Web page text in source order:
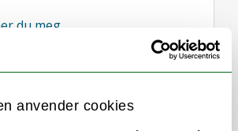
anvender cookies
du meg